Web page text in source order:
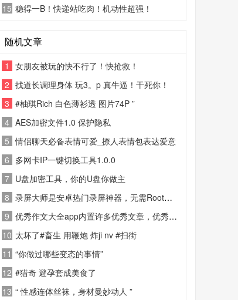
15 稳得一B！快递站吃肉！机动性超强！
随机文章
1
女朋友被玩的快不行了！快抢救！
2 找道长调理身体 玩3。p 真牛逼！干死你！
3 #柚琪Rich 白色薄衫透 图片74P ”
4 AES加密文件1.0 保护隐私
5 情侣聊天必备表情可爱_撩人表情包表达爱意
6 多网卡IP一键切换工具1.0.0
7 U盘加密工具，你的U盘你做主
8 录屏大师是安卓热门录屏神器，无需Root、无时长限制、无水印。支持1080P/60fps高清录
9 优秀作文大全app内置许多优秀文章，优秀作文，都快把我看哭了这一块
10 太坏了#畜生 用鞭炮 炸ji nv #扫街
11 “你做过哪些变态的事情”
12 #猎奇 避孕套成美食了
13 “ 性感连体丝袜，身材曼妙动人 ”